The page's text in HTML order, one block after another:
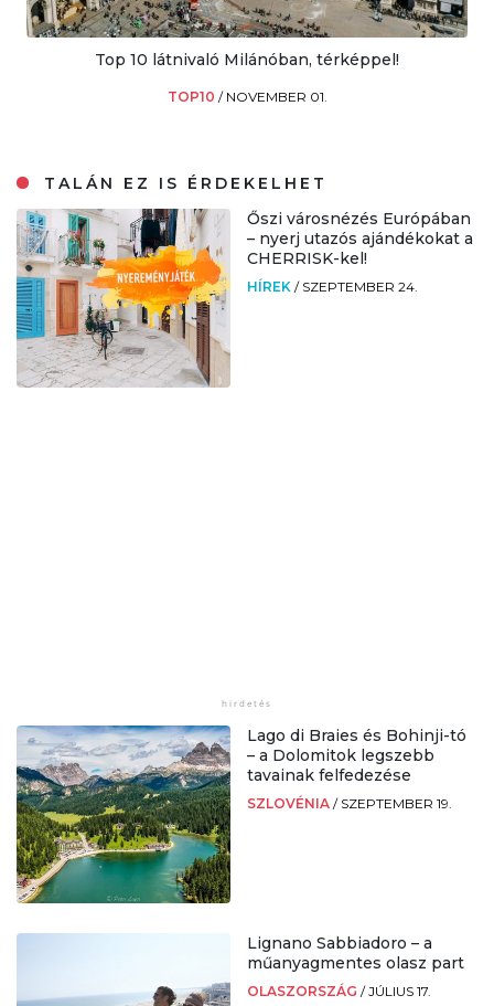
Top 10 látnivaló Milánóban, térképpel!
TOP10 / NOVEMBER 01.
TALÁN EZ IS ÉRDEKELHET
Őszi városnézés Európában
– nyerj utazós ajándékokat a
CHERRISK-kel!
HÍREK / SZEPTEMBER 24.
Lago di Braies és Bohinji-tó
– a Dolomitok legszebb
tavainak felfedezése
SZLOVÉNIA / SZEPTEMBER 19.
Lignano Sabbiadoro – a
műanyagmentes olasz part
OLASZORSZÁG /JÚLIUS 17.